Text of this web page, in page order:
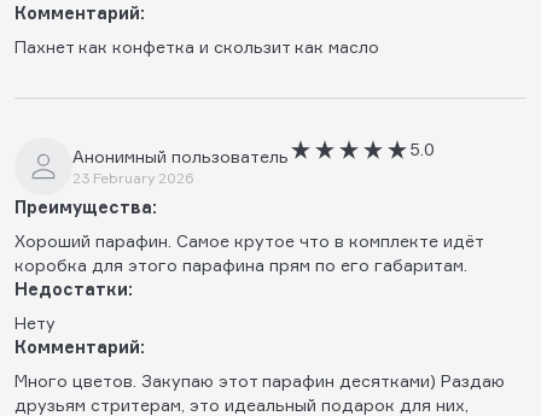
Комментарий:
Пахнет как конфетка и скользит как масло
Анонимный пользователь
23 February 2026
5.0
Преимущества:
Хороший парафин. Самое крутое что в комплекте идёт
коробка для этого парафина прям по его габаритам.
Недостатки:
Нету
Комментарий:
Много цветов. Закупаю этот парафин десятками) Раздаю
друзьям стритерам, это идеальный подарок для них,